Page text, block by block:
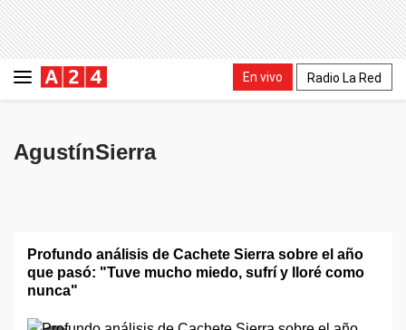
En vivo Radio La Red
AgustínSierra
Profundo análisis de Cachete Sierra sobre el año
que pasó: "Tuve mucho miedo, sufrí y lloré como
nunca"